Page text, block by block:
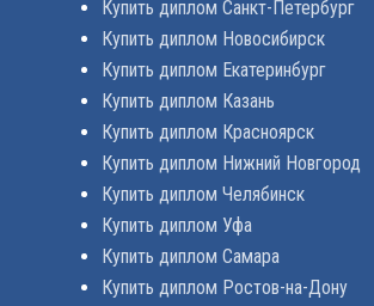
Купить диплом Санкт-Петербург
Купить диплом Новосибирск
Купить диплом Екатеринбург
Купить диплом Казань
Купить диплом Красноярск
Купить диплом Нижний Новгород
Купить диплом Челябинск
Купить диплом Уфа
Купить диплом Самара
Купить диплом Ростов-на-Дону